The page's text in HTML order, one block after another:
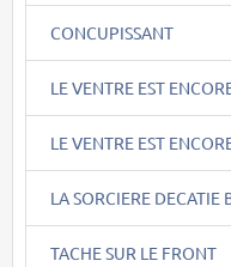
CONCUPISSANT
LE VENTRE EST
LE VENTRE EST
LA SORCIERE DECATIE
TACHE SUR LE FRONT